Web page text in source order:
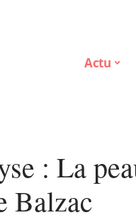
Actu
: La
Balzac